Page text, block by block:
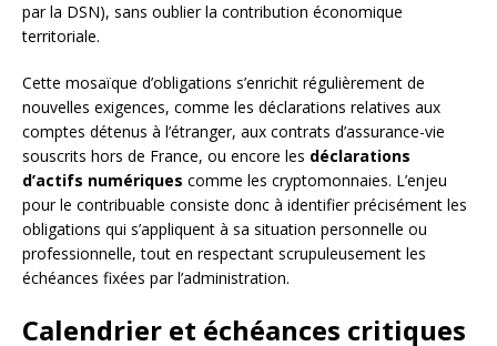
par la DSN), sans oublier la contribution économique
territoriale.
Cette mosaïque d’obligations s’enrichit régulièrement de
nouvelles exigences, comme les déclarations relatives aux
comptes détenus à l’étranger, aux contrats d’assurance-vie
souscrits hors de France, ou encore les déclarations
d’actifs numériques comme les cryptomonnaies. L’enjeu
pour le contribuable consiste donc à identifier précisément les
obligations qui s’appliquent à sa situation personnelle ou
professionnelle, tout en respectant scrupuleusement les
échéances fixées par l’administration.
Calendrier et échéances critiques